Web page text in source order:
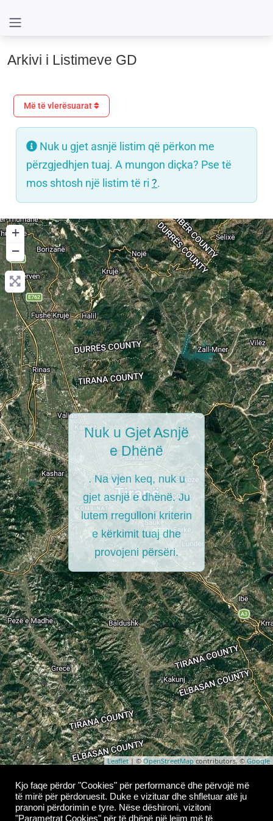
Arkivi i Listimeve GD
Më të vlerësuarat
Nuk u gjet asnjë listim që përkon me
përzgjedhjen tuaj. A mungon diçka? Pse të
mos shtosh një listim të ri ?.
+
−
Leaflet| ©OpenStreetMapcontributors, ©Google
Nuk u Gjet Asnjë
e Dhënë
. Na vjen keq, nuk u
gjet asnjë e dhënë. Ju
lutem rregulloni kriterin
e kërkimit tuaj dhe
provojeni përsëri.
Copyright © 2026Whoop Theme - Powered by
WordPress.
Kjo faqe përdor "Cookies" për performancë dhe përvojë më
të mirë për përdoruesit. Duke e vizituar dhe shfletuar atë ju
pranoni përdorimin e tyre. Nëse dëshironi, vizitoni
"Parametrat Cookies" për të dhënë një lejim më të